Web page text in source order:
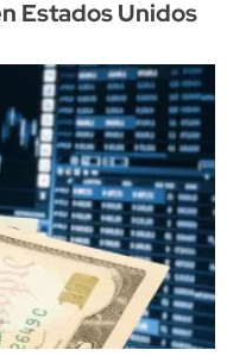
Estados Unidos